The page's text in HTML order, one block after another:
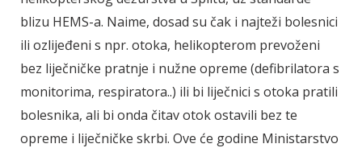
blizu HEMS-a. Naime, dosad su čak i najteži bolesnici
ili ozlijeđeni s npr. otoka, helikopterom prevoženi
bez liječničke pratnje i nužne opreme (defibrilatora s
monitorima, respiratora..) ili bi liječnici s otoka pratili
bolesnika, ali bi onda čitav otok ostavili bez te
opreme i liječničke skrbi. Ove će godine Ministarstvo